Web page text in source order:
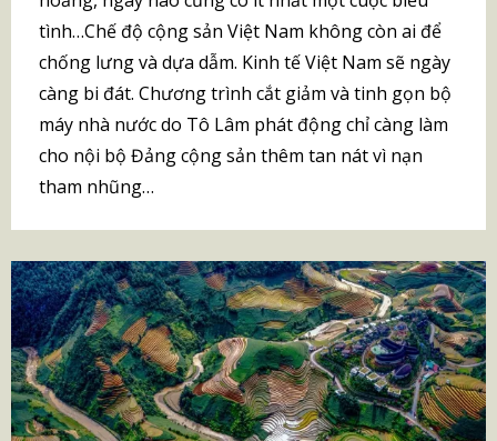
tình…Chế độ cộng sản Việt Nam không còn ai để
chống lưng và dựa dẫm. Kinh tế Việt Nam sẽ ngày
càng bi đát. Chương trình cắt giảm và tinh gọn bộ
máy nhà nước do Tô Lâm phát động chỉ càng làm
cho nội bộ Đảng cộng sản thêm tan nát vì nạn
tham nhũng…